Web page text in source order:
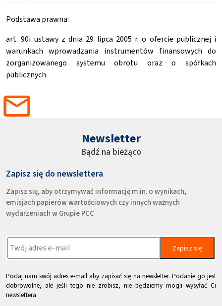
Podstawa prawna:
art. 90i ustawy z dnia 29 lipca 2005 r. o ofercie publicznej i
warunkach wprowadzania instrumentów finansowych do
zorganizowanego systemu obrotu oraz o spółkach
publicznych
Newsletter
Bądź na bieżąco
Zapisz się do newslettera
Zapisz się, aby otrzymywać informację m.in. o wynikach,
emisjach papierów wartościowych czy innych ważnych
wydarzeniach w Grupie PCC
Zapisz się
Podaj nam swój adres e-mail aby zapisać się na newsletter. Podanie go jest
dobrowolne, ale jeśli tego nie zrobisz, nie będziemy mogli wysyłać Ci
newslettera.